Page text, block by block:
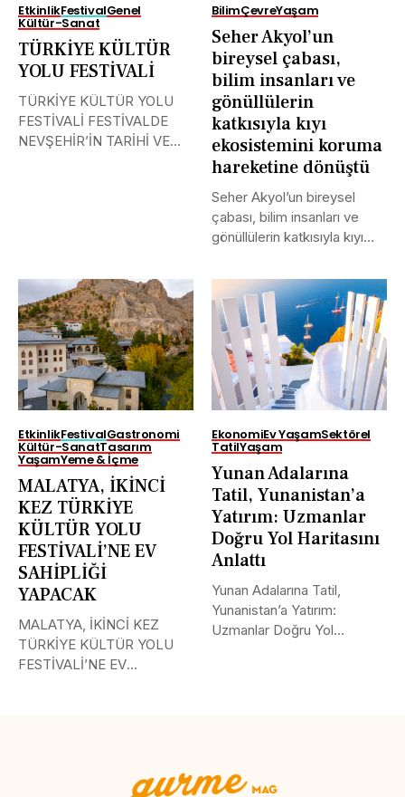
EtkinlikFestivalGenel
Kültür-Sanat
TÜRKİYE KÜLTÜR
YOLU FESTİVALİ
TÜRKİYE KÜLTÜR YOLU
FESTİVALİ FESTİVALDE
NEVŞEHİR’İN TARİHİ VE
BilimÇevreYaşam
Seher Akyol’un
bireysel çabası,
bilim insanları ve
gönüllülerin
katkısıyla kıyı
ekosistemini koruma
hareketine dönüştü
Seher Akyol’un bireysel
çabası, bilim insanları ve
gönüllülerin katkısıyla kıyı
EtkinlikFestivalGastronomi
Kültür-SanatTasarım
YaşamYeme & İçme
MALATYA, İKİNCİ
KEZ TÜRKİYE
KÜLTÜR YOLU
FESTİVALİ’NE EV
SAHİPLİĞİ
YAPACAK
MALATYA, İKİNCİ KEZ
TÜRKİYE KÜLTÜR YOLU
FESTİVALİ’NE EV
EkonomiEv YaşamSektörel
TatilYaşam
Yunan Adalarına
Tatil, Yunanistan’a
Yatırım: Uzmanlar
Doğru Yol Haritasını
Anlattı
Yunan Adalarına Tatil,
Yunanistan’a Yatırım:
Uzmanlar Doğru Yol